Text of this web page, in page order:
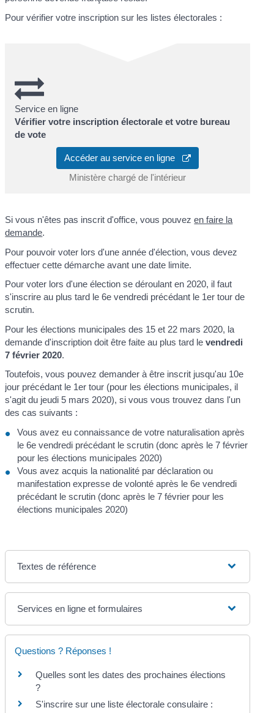
Pour vérifier votre inscription sur les listes électorales :
Service en ligne
Vérifier votre inscription électorale et votre bureau
de vote
Accéder au service en ligne
Ministère chargé de l'intérieur
Si vous n'êtes pas inscrit d'office, vous pouvezen faire la
demande.
Pour pouvoir voter lors d'une année d'élection, vous devez
effectuer cette démarche avant une date limite.
Pour voter lors d'une élection se déroulant en 2020, il faut
s'inscrire au plus tard le 6e vendredi précédant le 1er tour de
scrutin.
Pour les élections municipales des 15 et 22 mars 2020, la
demande d'inscription doit être faite au plus tard levendredi
7 février 2020.
Toutefois, vous pouvez demander à être inscrit jusqu'au 10e
jour précédant le 1er tour (pour les élections municipales, il
s'agit du jeudi 5 mars 2020), si vous vous trouvez dans l'un
des cas suivants :
Vous avez eu connaissance de votre naturalisation après
le 6e vendredi précédant le scrutin (donc après le 7 février
pour les élections municipales 2020)
Vous avez acquis la nationalité par déclaration ou
manifestation expresse de volonté après le 6e vendredi
précédant le scrutin (donc après le 7 février pour les
élections municipales 2020)
Textes de référence
Services en ligne et formulaires
Questions ? Réponses !
Quelles sont les dates des prochaines élections
?
S'inscrire sur une liste électorale consulaire :